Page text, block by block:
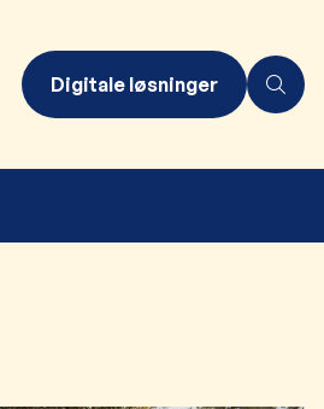
Digitale løsninger